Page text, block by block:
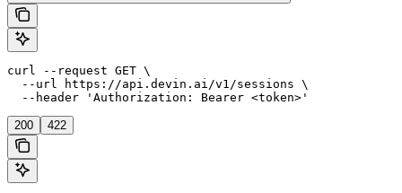
curl --request GET \
  --url https://api.devin.ai/v1/sessions \
  --header 'Authorization: Bearer <token>'
200 422